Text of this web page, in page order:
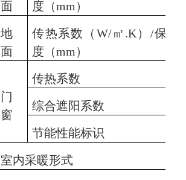
面
度（mm）
地
面
传热系数（ W/㎡ .K） /保温
度（mm）
门
窗
传热系数
综合遮阳系数
节能性能标识
室内采暖形式